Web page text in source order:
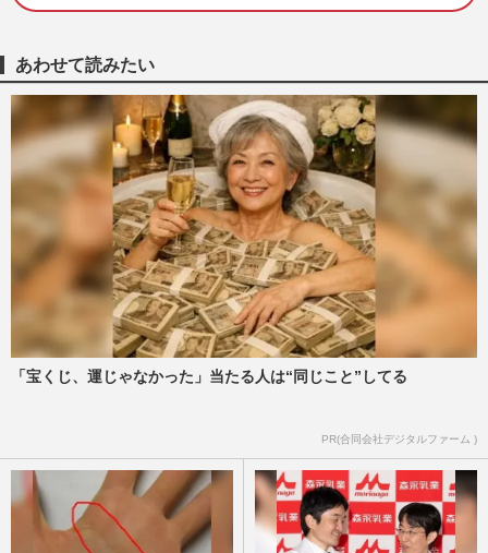
人」参加の“貸切り大合コン”開催で再注
目、結婚カップルも続出
週刊女性PRIME
「独身だと信じていたのに…」卑劣な手口
を被害者が語る『独身偽装』甘言に隠され
たその実情
週刊女性2026年3月3日・10日号 2026/3/1
ソフトバンクホークス日本一の祝勝会リポ
ーターを務めたダレノガレ明美に「婚活に
来たんか」「最悪のリポー…
週刊女性PRIME 2025/10/31
岩手県公式サイトの価値観が古すぎる「婚
活スキルアップ」に批判殺到、担当者に聞
いたページを削除した理由
週刊女性PRIME 2025/10/30
あわせて読みたい
「宝くじ、運じゃなかった」当たる人は“同じこと”してる
PR(合同会社デジタルファーム )